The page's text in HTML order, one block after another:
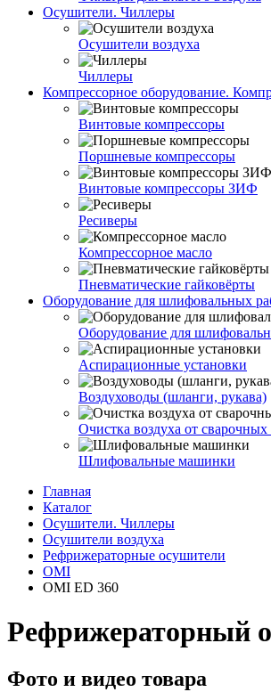
Осушители. Чиллеры
Осушители воздуха
Чиллеры
Компрессорное оборудование.
Винтовые компрессоры
Поршневые компрессоры
Винтовые компрессоры ЗИФ
Ресиверы
Компрессорное масло
Пневматические гайковёрты
Оборудование для шлифовальных
Оборудование для
Аспирационные установки
Воздуховоды (шланги, рукава)
Очистка воздуха от сварочных
Шлифовальные машинки
Главная
Каталог
Осушители. Чиллеры
Осушители воздуха
Рефрижераторные осушители
OMI
OMI ED 360
Рефрижераторный
Фото и видео товара